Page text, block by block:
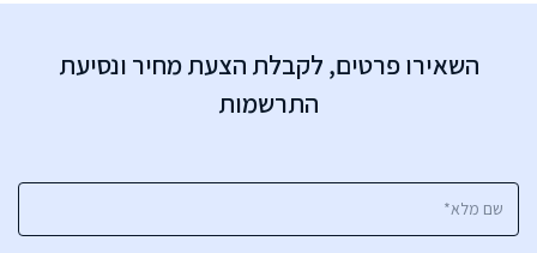
השאירו פרטים, לקבלת הצעת מחיר ונסיעת
התרשמות